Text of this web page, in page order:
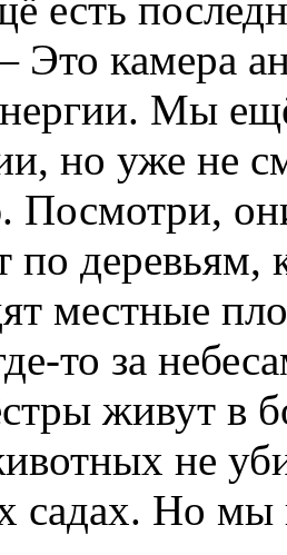
камера
Мы
но уже не
Посмотри,
деревьям,
местные
то за
живут в
не
садах. Но мы